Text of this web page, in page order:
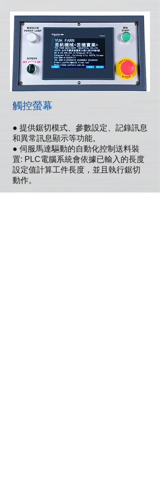
觸控螢幕
● 提供鋸切模式、參數設定、記錄訊息
和異常訊息顯示等功能。
● 伺服馬達驅動的自動化控制送料裝
置: PLC電腦系統會依據已輸入的長度
設定值計算工件長度，並且執行鋸切
動作。